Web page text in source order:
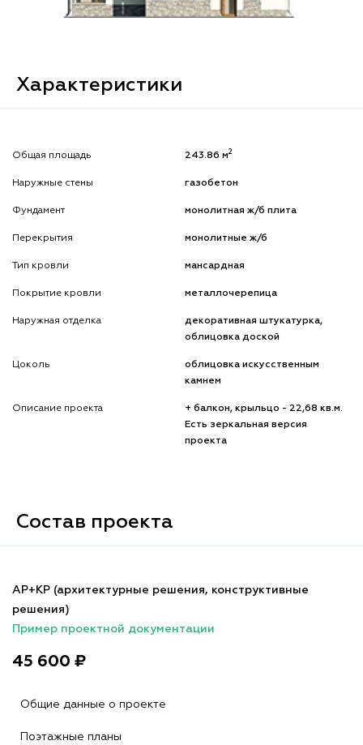
Характеристики
Общая площадь 243.86 м2
Наружные стены газобетон
Фундамент монолитная ж/б плита
Перекрытия монолитные ж/б
Тип кровли мансардная
Покрытие кровли металлочерепица
Наружная отделка
декоративная штукатурка,
облицовка доской
Цоколь
облицовка искусственным
камнем
Описание проекта
+ балкон, крыльцо - 22,68 кв.м.
Есть зеркальная версия
проекта
Состав проекта
АР+КР (архитектурные решения, конструктивные
решения)
Пример проектной документации
45 600 ₽
Общие данные о проекте
Поэтажные планы